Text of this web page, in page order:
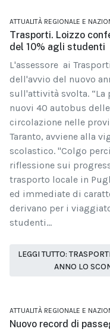
ATTUALITÀ REGIONALE E
Trasporti. Loizzo
del 10% agli studenti
L'assessore ai
dell'avvio del nuovo
sull'attività svolta. “La
nuovi 40 autobus
circolazione nelle
Taranto, avviene alla
scolastico. "Colgo
riflessione sui
trasporto locale in
ed immediate di
derivano per i
studenti...
LEGGI TUTTO:
ANNO LO
ATTUALITÀ REGIONALE E
Nuovo record di